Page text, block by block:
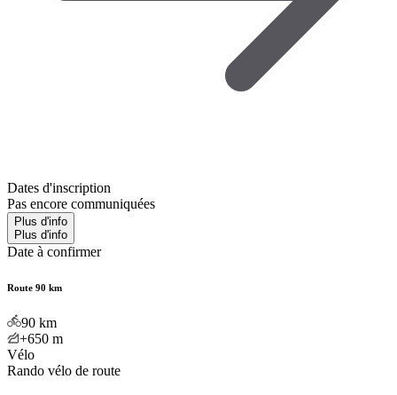
Dates d'inscription
Pas encore communiquées
Plus d'info
Plus d'info
Date à confirmer
Route 90 km
90 km
+650 m
Vélo
Rando vélo de route